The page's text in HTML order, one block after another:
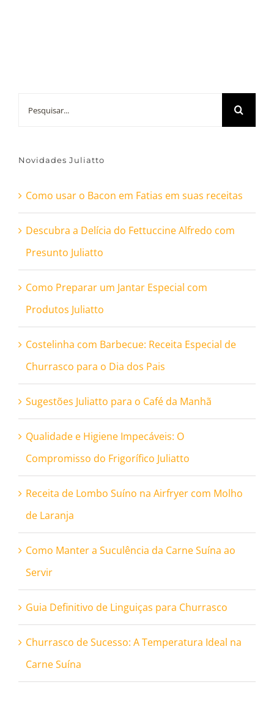
Novidades Juliatto
Como usar o Bacon em Fatias em suas receitas
Descubra a Delícia do Fettuccine Alfredo com
Presunto Juliatto
Como Preparar um Jantar Especial com
Produtos Juliatto
Costelinha com Barbecue: Receita Especial de
Churrasco para o Dia dos Pais
Sugestões Juliatto para o Café da Manhã
Qualidade e Higiene Impecáveis: O
Compromisso do Frigorífico Juliatto
Receita de Lombo Suíno na Airfryer com Molho
de Laranja
Como Manter a Suculência da Carne Suína ao
Servir
Guia Definitivo de Linguiças para Churrasco
Churrasco de Sucesso: A Temperatura Ideal na
Carne Suína